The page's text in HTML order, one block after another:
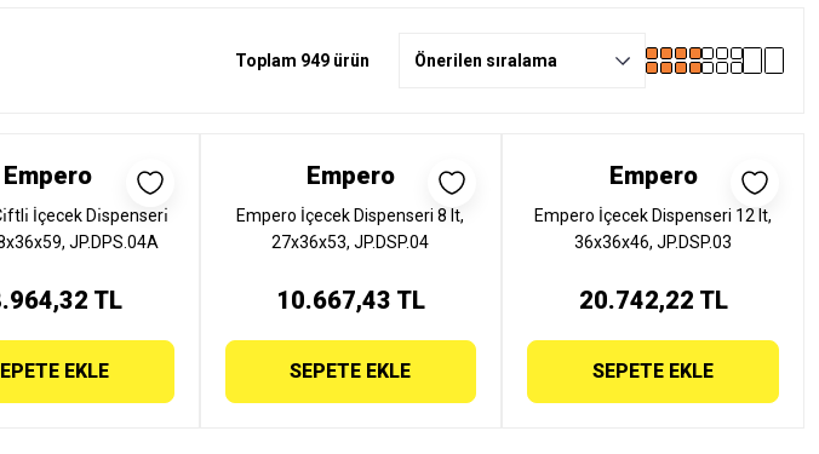
Toplam 949 ürün
Empero
İçecek Dı̇spenserı̇
JP.DPS.04A
TL
EKLE
Empero
Empero İçecek Dispenseri 8 lt,
27x36x53, JP.DSP.04
10.667,43 TL
SEPETE EKLE
Empero
Empero İçecek Dispenseri 12 lt,
36x36x46, JP.DSP.03
20.742,22 TL
SEPETE EKLE